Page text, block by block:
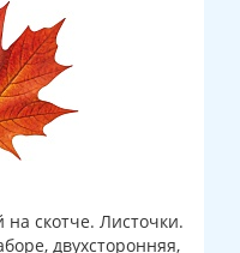
скотче. Листочки.
двухсторонняя,